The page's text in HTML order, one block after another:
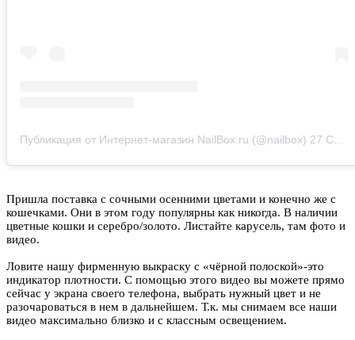
Публикация от Интернет-магазин NailBox.ru (@nailbox) 27 Сен 2020 в 7:38 PDT
Пришла поставка с сочными осенними цветами и конечно же с
кошечками. Они в этом году популярны как никогда. В наличии
цветные кошки и серебро/золото. Листайте карусель, там фото и
видео.
Ловите нашу фирменную выкраску с «чёрной полоской»-это
индикатор плотности. С помощью этого видео вы можете прямо
сейчас у экрана своего телефона, выбрать нужный цвет и не
разочароваться в нем в дальнейшем. Т.к. мы снимаем все наши
видео максимально близко и с классным освещением.